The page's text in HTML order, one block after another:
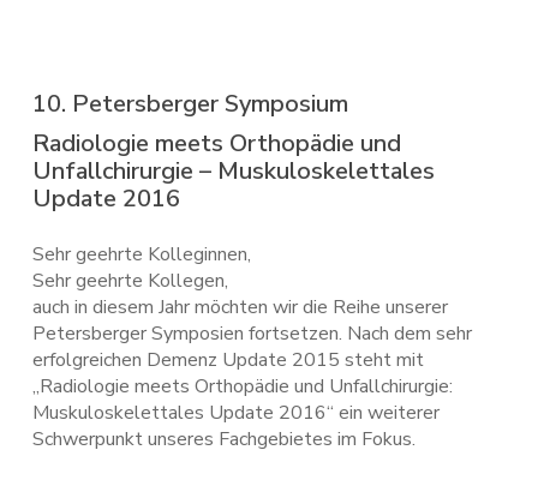
10. Petersberger Symposium
Radiologie meets Orthopädie und
Unfallchirurgie – Muskuloskelettales
Update 2016
Sehr geehrte Kolleginnen,
Sehr geehrte Kollegen,
auch in diesem Jahr möchten wir die Reihe unserer
Petersberger Symposien fortsetzen. Nach dem sehr
erfolgreichen Demenz Update 2015 steht mit
„Radiologie meets Orthopädie und Unfallchirurgie:
Muskuloskelettales Update 2016“ ein weiterer
Schwerpunkt unseres Fachgebietes im Fokus.